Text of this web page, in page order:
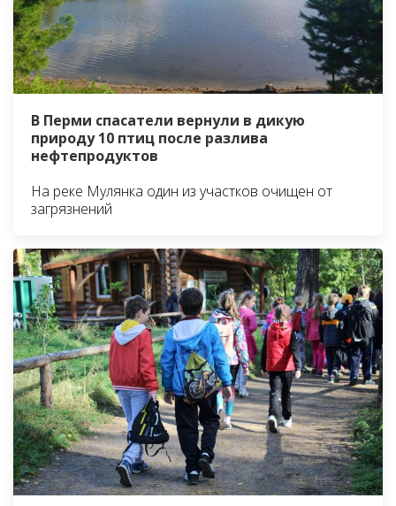
В Перми спасатели вернули в дикую
природу 10 птиц после разлива
нефтепродуктов
На реке Мулянка один из участков очищен от
загрязнений